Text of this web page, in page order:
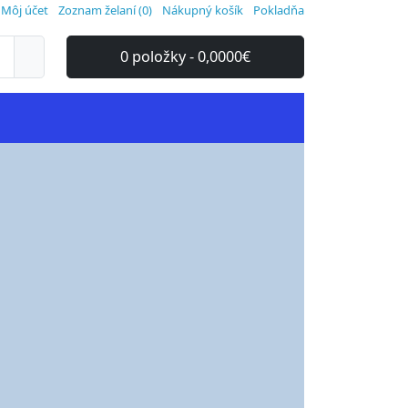
Môj účet Zoznam želaní (0) Nákupný košík Pokladňa
0 položky - 0,0000€